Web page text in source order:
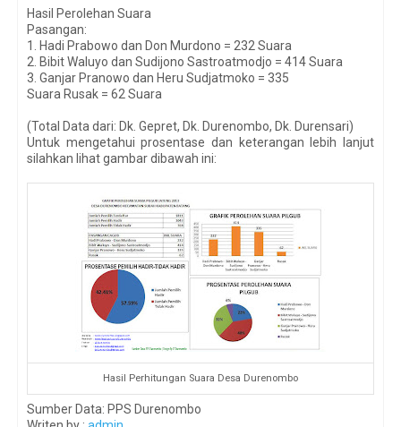
Hasil Perolehan Suara
Pasangan:
1. Hadi Prabowo dan Don Murdono = 232 Suara
2. Bibit Waluyo dan Sudijono Sastroatmodjo = 414 Suara
3. Ganjar Pranowo dan Heru Sudjatmoko = 335
Suara Rusak = 62 Suara
(Total Data dari: Dk. Gepret, Dk. Durenombo, Dk. Durensari)
Untuk mengetahui prosentase dan keterangan lebih lanjut
silahkan lihat gambar dibawah ini:
Hasil Perhitungan Suara Desa Durenombo
Sumber Data: PPS Durenombo